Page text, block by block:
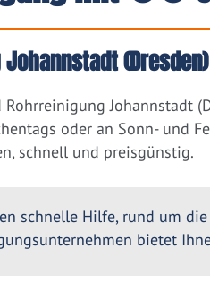
Rohrreinigung Johannstadt
oder an Sonn- und
schnell und preisgünstig.
schnelle Hilfe, rund um
bietet